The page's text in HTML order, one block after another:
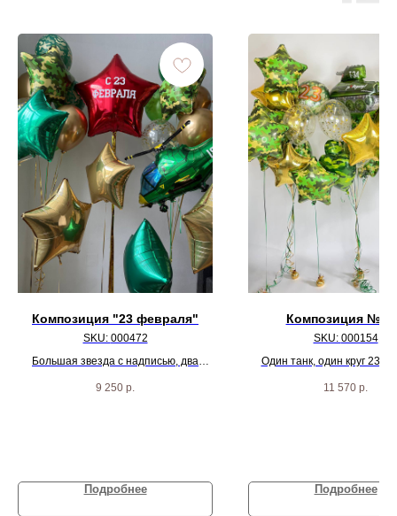
Композиция "23 февраля"
SKU: 000472
Большая звезда с надписью, два
пять звезд
9 250 р.
Подробнее
Композиция №
SKU: 000154
Один танк, один круг 23
цвета хаки и золото и 4
11 570 р.
Подробнее